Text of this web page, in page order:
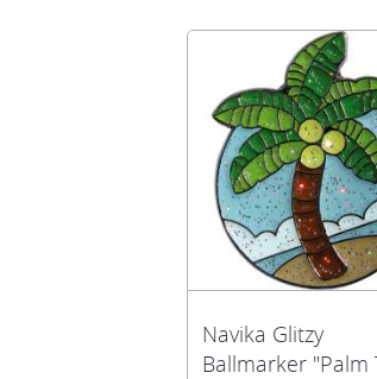
Navika Glitzy
Ballmarker "Palm